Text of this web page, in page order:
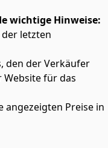
das Ihnen lange
wichtige Hinweise:
letzten
den der Verkäufer
Website für das
angezeigten Preise in